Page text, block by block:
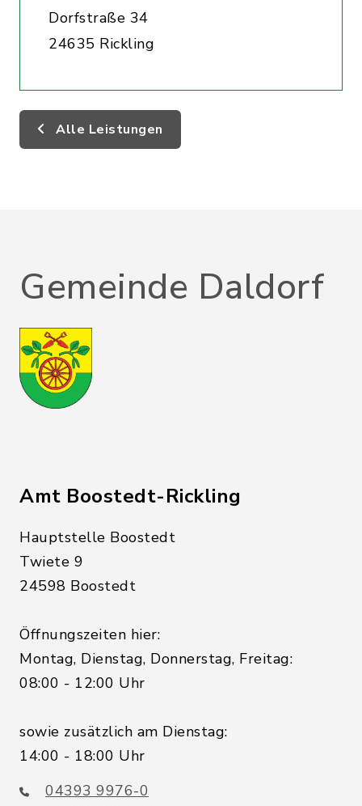
Dorfstraße 34
24635 Rickling
Alle Leistungen
Gemeinde Daldorf
Amt Boostedt-Rickling
Hauptstelle Boostedt
Twiete 9
24598 Boostedt
Öffnungszeiten hier:
Montag, Dienstag, Donnerstag, Freitag:
08:00 - 12:00 Uhr
sowie zusätzlich am Dienstag:
14:00 - 18:00 Uhr
04393 9976-0